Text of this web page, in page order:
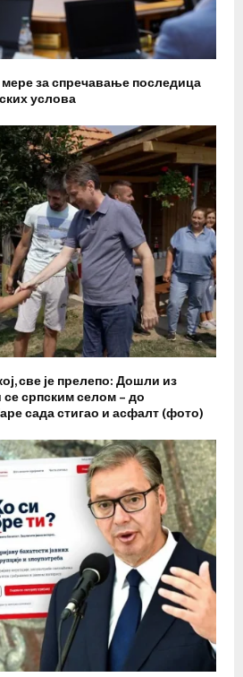
за спречавање последица
услова
све је прелепо: Дошли из
српским селом – до
сада стигао и асфалт (фото)